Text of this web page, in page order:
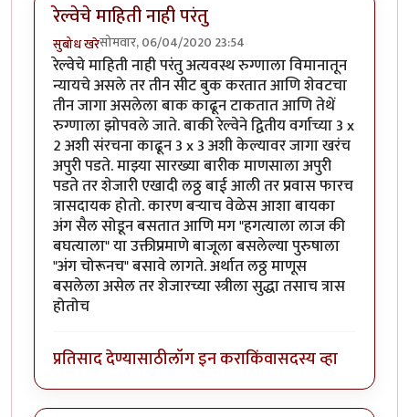
रेल्वेचे माहिती नाही परंतु
सुबोध खरेसोमवार, 06/04/2020 23:54
रेल्वेचे माहिती नाही परंतु अत्यवस्थ रुग्णाला विमानातून
न्यायचे असले तर तीन सीट बुक करतात आणि शेवटचा
तीन जागा असलेला बाक काढून टाकतात आणि तेथें
रुग्णाला झोपवले जाते. बाकी रेल्वेने द्वितीय वर्गाच्या 3 x
2 अशी संरचना काढून 3 x 3 अशी केल्यावर जागा खरंच
अपुरी पडते. माझ्या सारख्या बारीक माणसाला अपुरी
पडते तर शेजारी एखादी लठ्ठ बाई आली तर प्रवास फारच
त्रासदायक होतो. कारण बऱ्याच वेळेस आशा बायका
अंग सैल सोडून बसतात आणि मग "हगत्याला लाज की
बघत्याला" या उक्तीप्रमाणे बाजूला बसलेल्या पुरुषाला
"अंग चोरूनच" बसावे लागते. अर्थात लठ्ठ माणूस
बसलेला असेल तर शेजारच्या स्त्रीला सुद्धा तसाच त्रास
होतोच
प्रतिसाद देण्यासाठीलॉग इन कराकिंवासदस्य व्हा